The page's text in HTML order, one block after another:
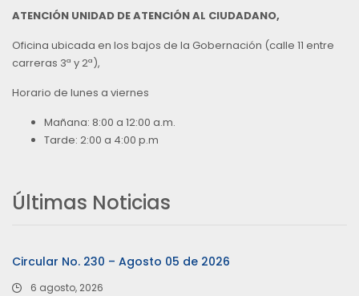
ATENCIÓN UNIDAD DE ATENCIÓN AL CIUDADANO,
Oficina ubicada en los bajos de la Gobernación (calle 11 entre
carreras 3ª y 2ª),
Horario de lunes a viernes
Mañana: 8:00 a 12:00 a.m.
Tarde: 2:00 a 4:00 p.m
Últimas Noticias
Circular No. 230 – Agosto 05 de 2026
6 agosto, 2026